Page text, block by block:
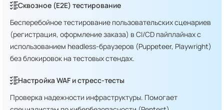
Сквозное (E2E) тестирование
Бесперебойное тестирование пользовательских сценариев
(регистрация, оформление заказа) в CI/CD пайплайнах с
использованием headless-браузеров (Puppeteer, Playwright)
без блокировок на тестовых стендах.
Настройка WAF и стресс-тесты
Проверка надежности инфраструктуры. Помогает